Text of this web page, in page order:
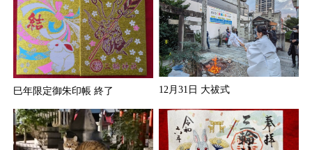
巳年限定御朱印帳 終了 12月31日 大祓式